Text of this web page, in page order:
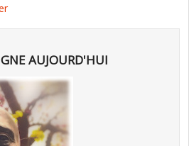
AUJOURD'HUI